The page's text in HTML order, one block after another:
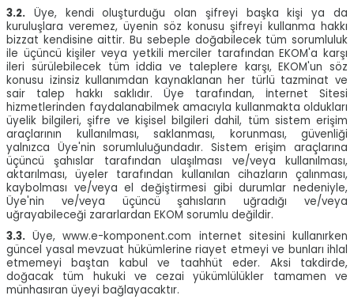
3.2. Üye, kendi oluşturduğu olan şifreyi başka kişi ya da
kuruluşlara veremez, üyenin söz konusu şifreyi kullanma hakkı
bizzat kendisine aittir. Bu sebeple doğabilecek tüm sorumluluk
ile üçüncü kişiler veya yetkili merciler tarafından EKOM'a karşı
ileri sürülebilecek tüm iddia ve taleplere karşı, EKOM'un söz
konusu izinsiz kullanımdan kaynaklanan her türlü tazminat ve
sair talep hakkı saklıdır. Üye tarafından, İnternet Sitesi
hizmetlerinden faydalanabilmek amacıyla kullanmakta oldukları
üyelik bilgileri, şifre ve kişisel bilgileri dahil, tüm sistem erişim
araçlarının kullanılması, saklanması, korunması, güvenliği
yalnızca Üye'nin sorumluluğundadır. Sistem erişim araçlarına
üçüncü şahıslar tarafından ulaşılması ve/veya kullanılması,
aktarılması, üyeler tarafından kullanılan cihazların çalınması,
kaybolması ve/veya el değiştirmesi gibi durumlar nedeniyle,
Üye'nin ve/veya üçüncü şahısların uğradığı ve/veya
uğrayabileceği zararlardan EKOM sorumlu değildir.
3.3. Üye, www.e-komponent.com internet sitesini kullanırken
güncel yasal mevzuat hükümlerine riayet etmeyi ve bunları ihlal
etmemeyi baştan kabul ve taahhüt eder. Aksi takdirde,
doğacak tüm hukuki ve cezai yükümlülükler tamamen ve
münhasıran üyeyi bağlayacaktır.